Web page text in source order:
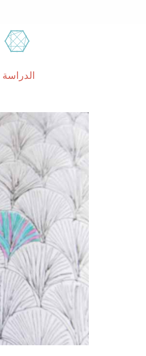
الدراسة